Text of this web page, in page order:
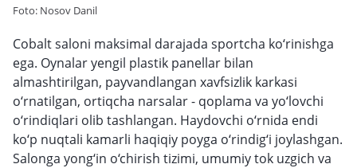
Foto: Nosov Danil
Cobalt saloni maksimal darajada sportcha ko‘rinishga
ega. Oynalar yengil plastik panellar bilan
almashtirilgan, payvandlangan xavfsizlik karkasi
o‘rnatilgan, ortiqcha narsalar - qoplama va yo‘lovchi
o‘rindiqlari olib tashlangan. Haydovchi o‘rnida endi
ko‘p nuqtali kamarli haqiqiy poyga o‘rindig‘i joylashgan.
Salonga yong‘in o‘chirish tizimi, umumiy tok uzgich va